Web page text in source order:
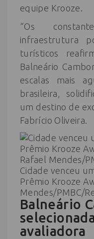
equipe Krooze.
“Os
infraestrutura
turísticos
Balneário
escalas mais
brasileira,
um destino de
Fabrício Oliveira.
Cidade venceu
Prêmio Krooze
Mendes/PMBC/
Balneário
avaliadora